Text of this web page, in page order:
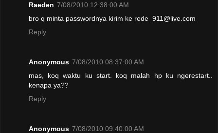
Raeden 7/08/2010 12:38:00 AM
bro q minta passwordnya kirim ke rede_911@live.com
Reply
Anonymous 7/08/2010 08:37:00 AM
mas, koq waktu ku start. koq malah hp ku ngerestart..
kenapa ya??
Reply
Anonymous 7/08/2010 09:40:00 AM